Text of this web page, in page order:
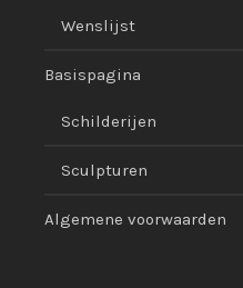
Wenslijst
Basispagina
Schilderijen
Sculpturen
Algemene voorwaarden